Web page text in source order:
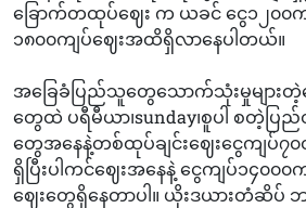
ခြောက်တထုပ်ဈေး က ယခင် ငွေ၁၂၀၀
၁၈၀၀ကျပ်ဈေးအထိရှိလာနေပါတယ်။
အခြေခံပြည်သူတွေသောက်သုံးမှုများတဲ့
တွေထဲ ပရီမီယာ၊sunday၊စူပါ စတဲ့ပ
တွေအနေနဲ့တစ်ထုပ်ချင်းဈေးငွေကျပ်၇၀
ရှိပြီးပါကင်ဈေးအနေနဲ့ ငွေကျပ်၁၄၀၀၀
ဈေးတွေရှိနေတာပါ။ ယိုးဒယားတံဆိပ် ဘ